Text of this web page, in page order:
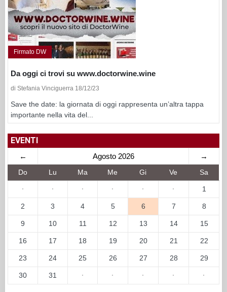
Firmato DW
Da oggi ci trovi su www.doctorwine.wine
di Stefania Vinciguerra 18/12/23
Save the date: la giornata di oggi rappresenta un’altra tappa
importante nella vita del...
EVENTI
← Agosto 2026 →
Do Lu Ma Me Gi Ve Sa
· · · · · · 1
2 3 4 5 6 7 8
9 10 11 12 13 14 15
16 17 18 19 20 21 22
23 24 25 26 27 28 29
30 31 · · · · ·